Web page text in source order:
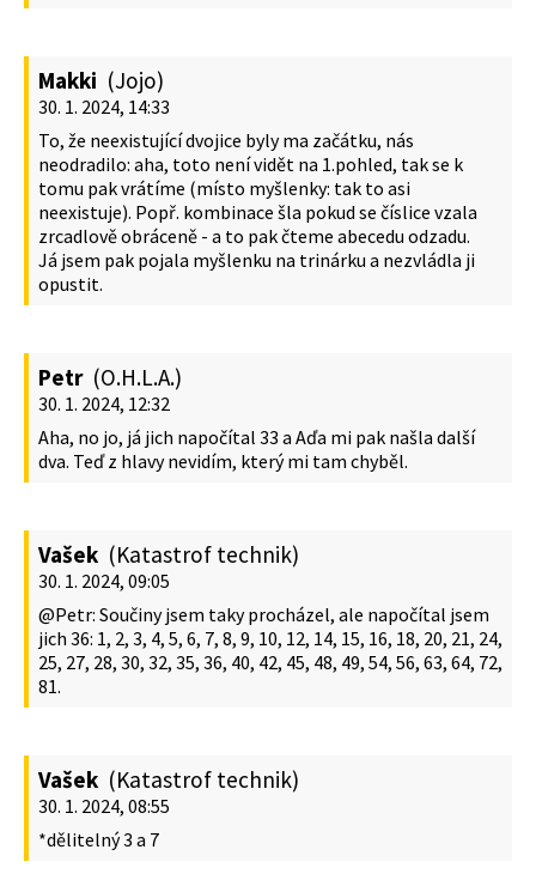
Makki (Jojo)
30. 1. 2024, 14:33
To, že neexistující dvojice byly ma začátku, nás
neodradilo: aha, toto není vidět na 1.pohled, tak se k
tomu pak vrátíme (místo myšlenky: tak to asi
neexistuje). Popř. kombinace šla pokud se číslice vzala
zrcadlově obráceně - a to pak čteme abecedu odzadu.
Já jsem pak pojala myšlenku na trinárku a nezvládla ji
opustit.
Petr (O.H.L.A.)
30. 1. 2024, 12:32
Aha, no jo, já jich napočítal 33 a Aďa mi pak našla další
dva. Teď z hlavy nevidím, který mi tam chyběl.
Vašek (Katastrof technik)
30. 1. 2024, 09:05
@Petr: Součiny jsem taky procházel, ale napočítal jsem
jich 36: 1, 2, 3, 4, 5, 6, 7, 8, 9, 10, 12, 14, 15, 16, 18, 20, 21, 24,
25, 27, 28, 30, 32, 35, 36, 40, 42, 45, 48, 49, 54, 56, 63, 64, 72,
81.
Vašek (Katastrof technik)
30. 1. 2024, 08:55
*dělitelný 3 a 7